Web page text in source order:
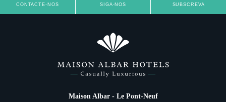
CONTACTE-NOS SIGA-NOS SUBSCREVA
Maison Albar - Le Pont-Neuf